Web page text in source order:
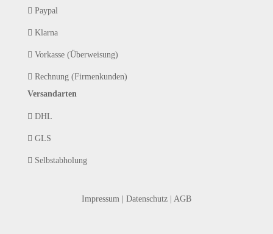
Paypal
Klarna
Vorkasse (Überweisung)
Rechnung (Firmenkunden)
Versandarten
DHL
GLS
Selbstabholung
Impressum Datenschutz AGB